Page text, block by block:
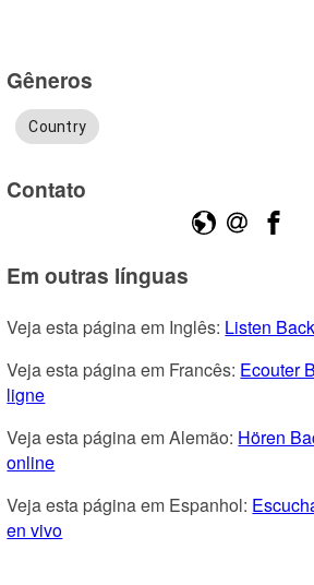
Gêneros
Country
Contato
Em outras línguas
Veja esta página em Inglês: Listen
Veja esta página em Francês: Ecouter
ligne
Veja esta página em Alemão: Hören
online
Veja esta página em Espanhol:
en vivo